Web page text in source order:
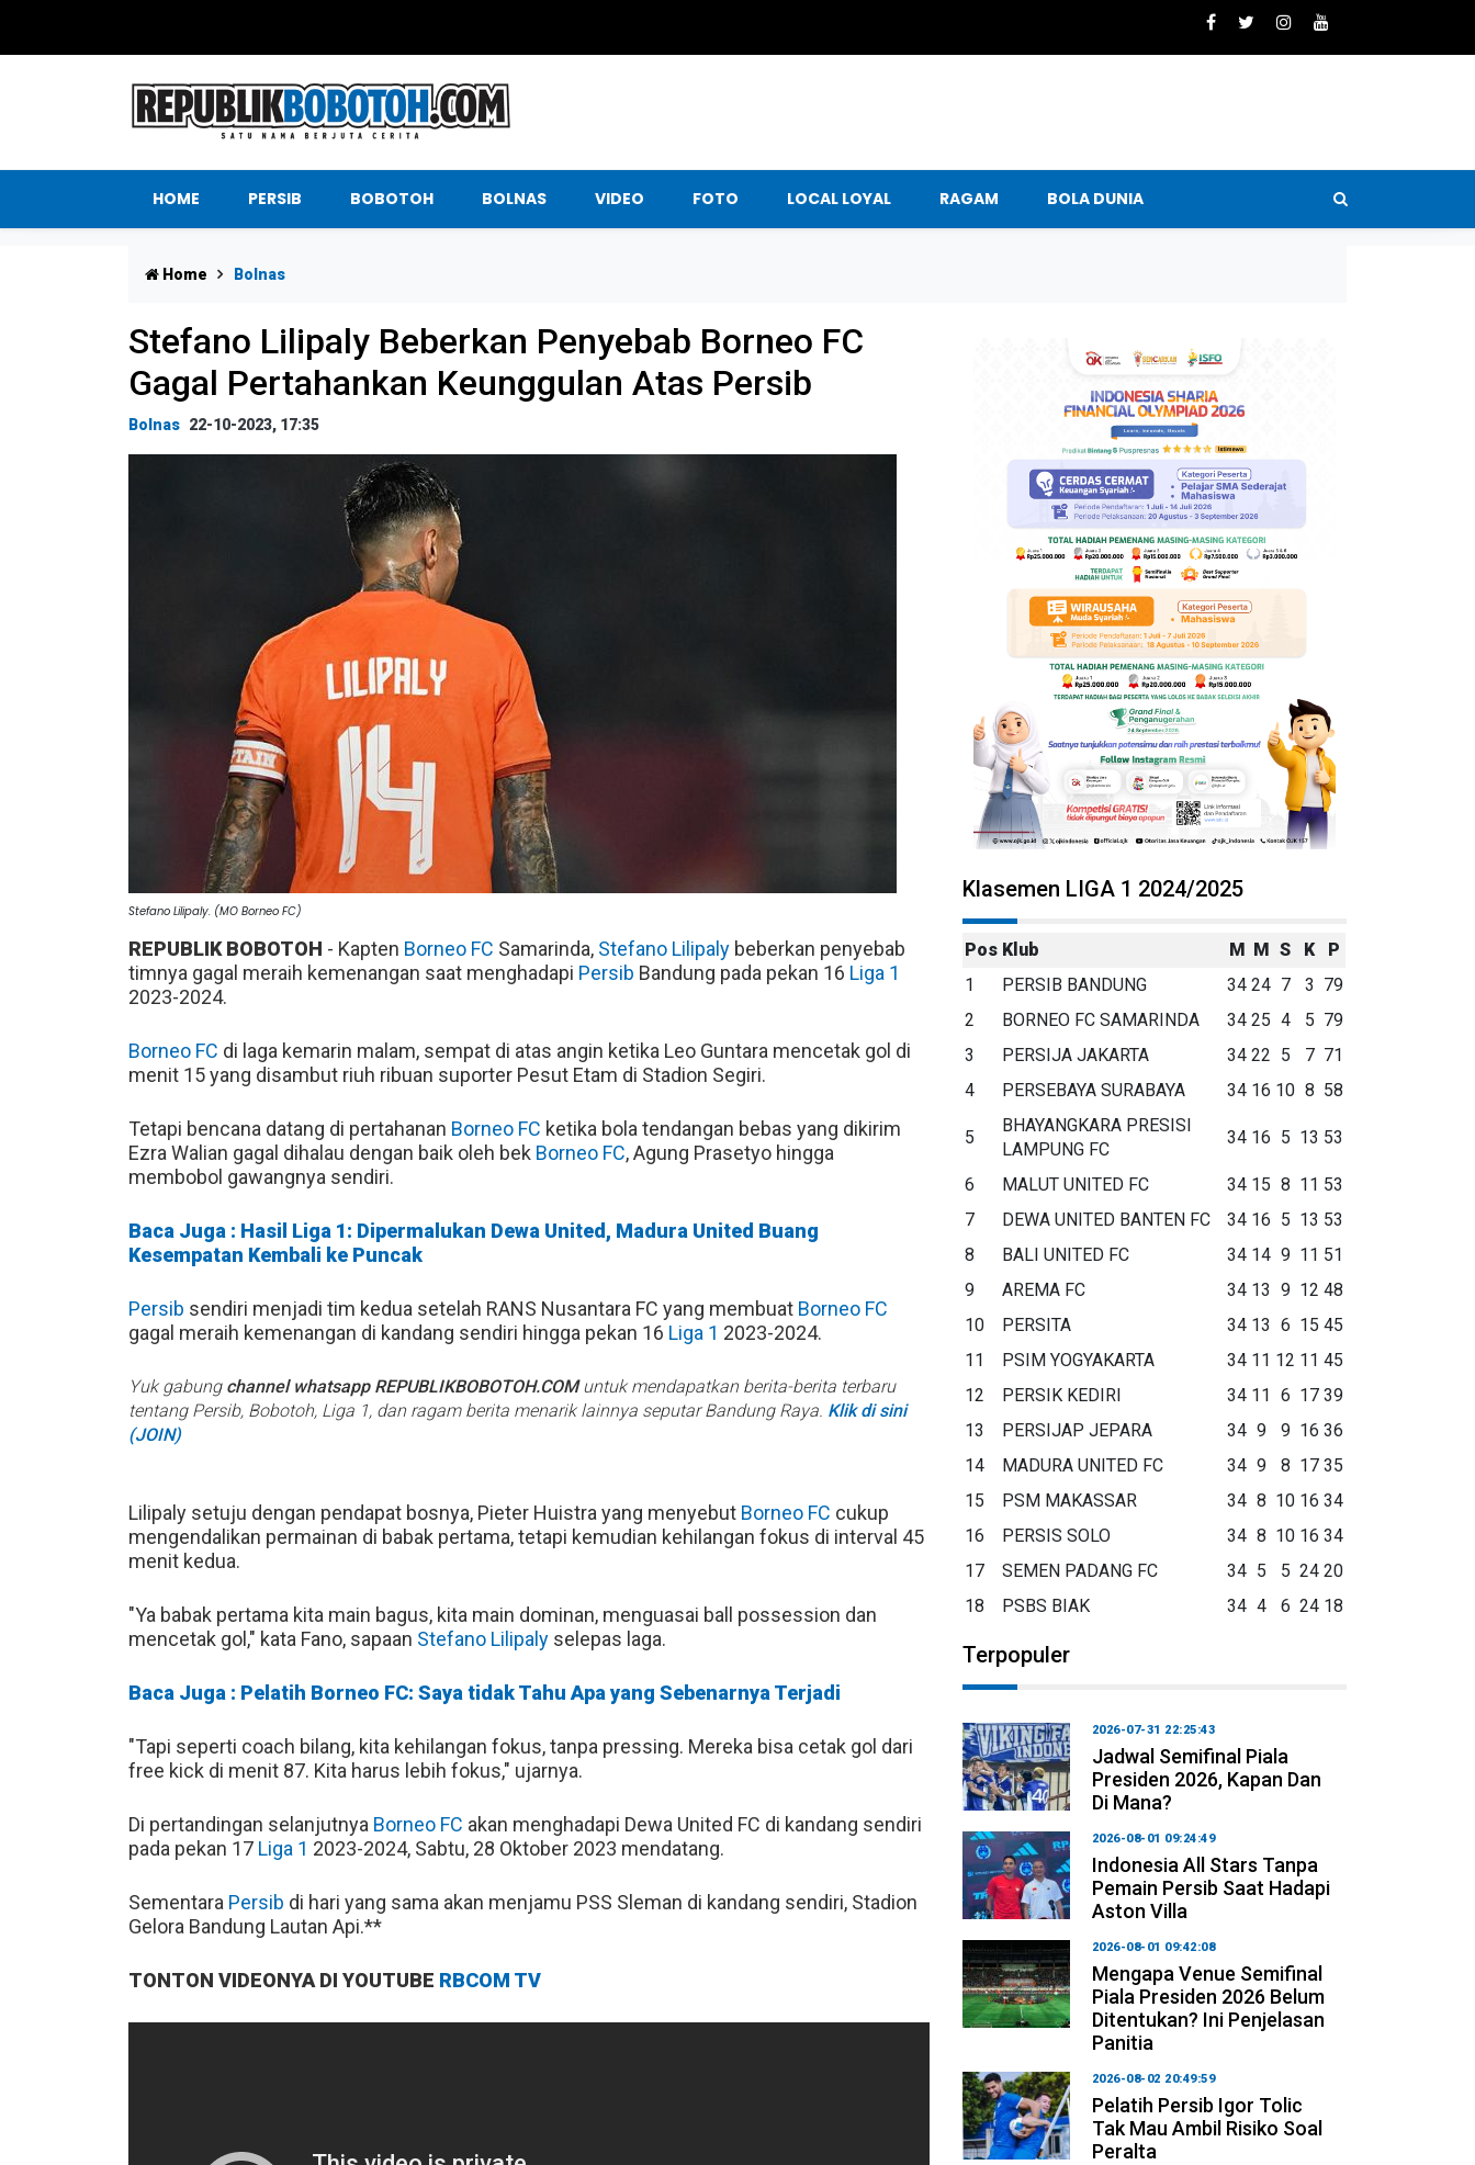
HOME PERSIB BOBOTOH BOLNAS VIDEO FOTO LOCAL LOYAL RAGAM BOLA DUNIA
Home Bolnas
Stefano Lilipaly Beberkan Penyebab Borneo FC
Gagal Pertahankan Keunggulan Atas Persib
Bolnas 22-10-2023, 17:35
Stefano Lilipaly. (MO Borneo FC)
REPUBLIK BOBOTOH - Kapten Borneo FC Samarinda, Stefano Lilipaly beberkan penyebab
timnya gagal meraih kemenangan saat menghadapi Persib Bandung pada pekan 16 Liga 1
2023-2024.
Borneo FC di laga kemarin malam, sempat di atas angin ketika Leo Guntara mencetak gol di
menit 15 yang disambut riuh ribuan suporter Pesut Etam di Stadion Segiri.
Tetapi bencana datang di pertahanan Borneo FC ketika bola tendangan bebas yang dikirim
Ezra Walian gagal dihalau dengan baik oleh bek Borneo FC, Agung Prasetyo hingga
membobol gawangnya sendiri.
Baca Juga : Hasil Liga 1: Dipermalukan Dewa United, Madura United Buang
Kesempatan Kembali ke Puncak
Persib sendiri menjadi tim kedua setelah RANS Nusantara FC yang membuat Borneo FC
gagal meraih kemenangan di kandang sendiri hingga pekan 16 Liga 1 2023-2024.
Yuk gabung channel whatsapp REPUBLIKBOBOTOH.COMuntuk mendapatkan berita-berita terbaru
tentang Persib, Bobotoh, Liga 1, dan ragam berita menarik lainnya seputar Bandung Raya. Klik di sini
(JOIN)
Lilipaly setuju dengan pendapat bosnya, Pieter Huistra yang menyebut Borneo FC cukup
mengendalikan permainan di babak pertama, tetapi kemudian kehilangan fokus di interval 45
menit kedua.
"Ya babak pertama kita main bagus, kita main dominan, menguasai ball possession dan
mencetak gol," kata Fano, sapaan Stefano Lilipaly selepas laga.
Baca Juga : Pelatih Borneo FC: Saya tidak Tahu Apa yang Sebenarnya Terjadi
"Tapi seperti coach bilang, kita kehilangan fokus, tanpa pressing. Mereka bisa cetak gol dari
free kick di menit 87. Kita harus lebih fokus," ujarnya.
Di pertandingan selanjutnya Borneo FC akan menghadapi Dewa United FC di kandang sendiri
pada pekan 17 Liga 1 2023-2024, Sabtu, 28 Oktober 2023 mendatang.
Sementara Persib di hari yang sama akan menjamu PSS Sleman di kandang sendiri, Stadion
Gelora Bandung Lautan Api.**
TONTON VIDEONYA DI YOUTUBE RBCOM TV
Klasemen LIGA 1 2024/2025
Pos Klub M M S K
P
1
PERSIB BANDUNG 34 24 7 3 79
2
BORNEO FC SAMARINDA 34 25 4 5 79
3
PERSIJA JAKARTA 34 22 5 7 71
4
PERSEBAYA SURABAYA 34 16 10 8 58
5
BHAYANGKARA PRESISI
LAMPUNG FC
34 16 5 13 53
6 MALUT UNITED FC 34 15 8 11 53
7
DEWA UNITED BANTEN FC 34 16 5 13 53
8
BALI UNITED FC 34 14 9 11 51
9
AREMA FC 34 13 9 12 48
10
PERSITA 34 13 6 15 45
11
PSIM YOGYAKARTA 34 11 12 11 45
12
PERSIK KEDIRI 34 11 6 17 39
13
PERSIJAP JEPARA 34 9 9 16 36
14
MADURA UNITED FC 34 9 8 17 35
15
PSM MAKASSAR 34 8 10 16 34
16
PERSIS SOLO 34 8 10 16 34
17
SEMEN PADANG FC 34 5 5 24 20
18
PSBS BIAK 34 4 6 24 18
Terpopuler
2026-07-31 22:25:43
Jadwal Semifinal Piala
Presiden 2026, Kapan Dan
Di Mana?
2026-08-01 09:24:49
Indonesia All Stars Tanpa
Pemain Persib Saat Hadapi
Aston Villa
2026-08-01 09:42:08
Mengapa Venue Semifinal
Piala Presiden 2026 Belum
Ditentukan? Ini Penjelasan
Panitia
2026-08-02 20:49:59
Pelatih Persib Igor Tolic
Tak Mau Ambil Risiko Soal
Peralta